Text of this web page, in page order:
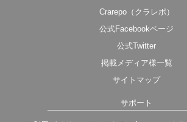
Crarepo（クラレポ）
公式Facebookページ
公式Twitter
掲載メディア様一覧
サイトマップ
サポート